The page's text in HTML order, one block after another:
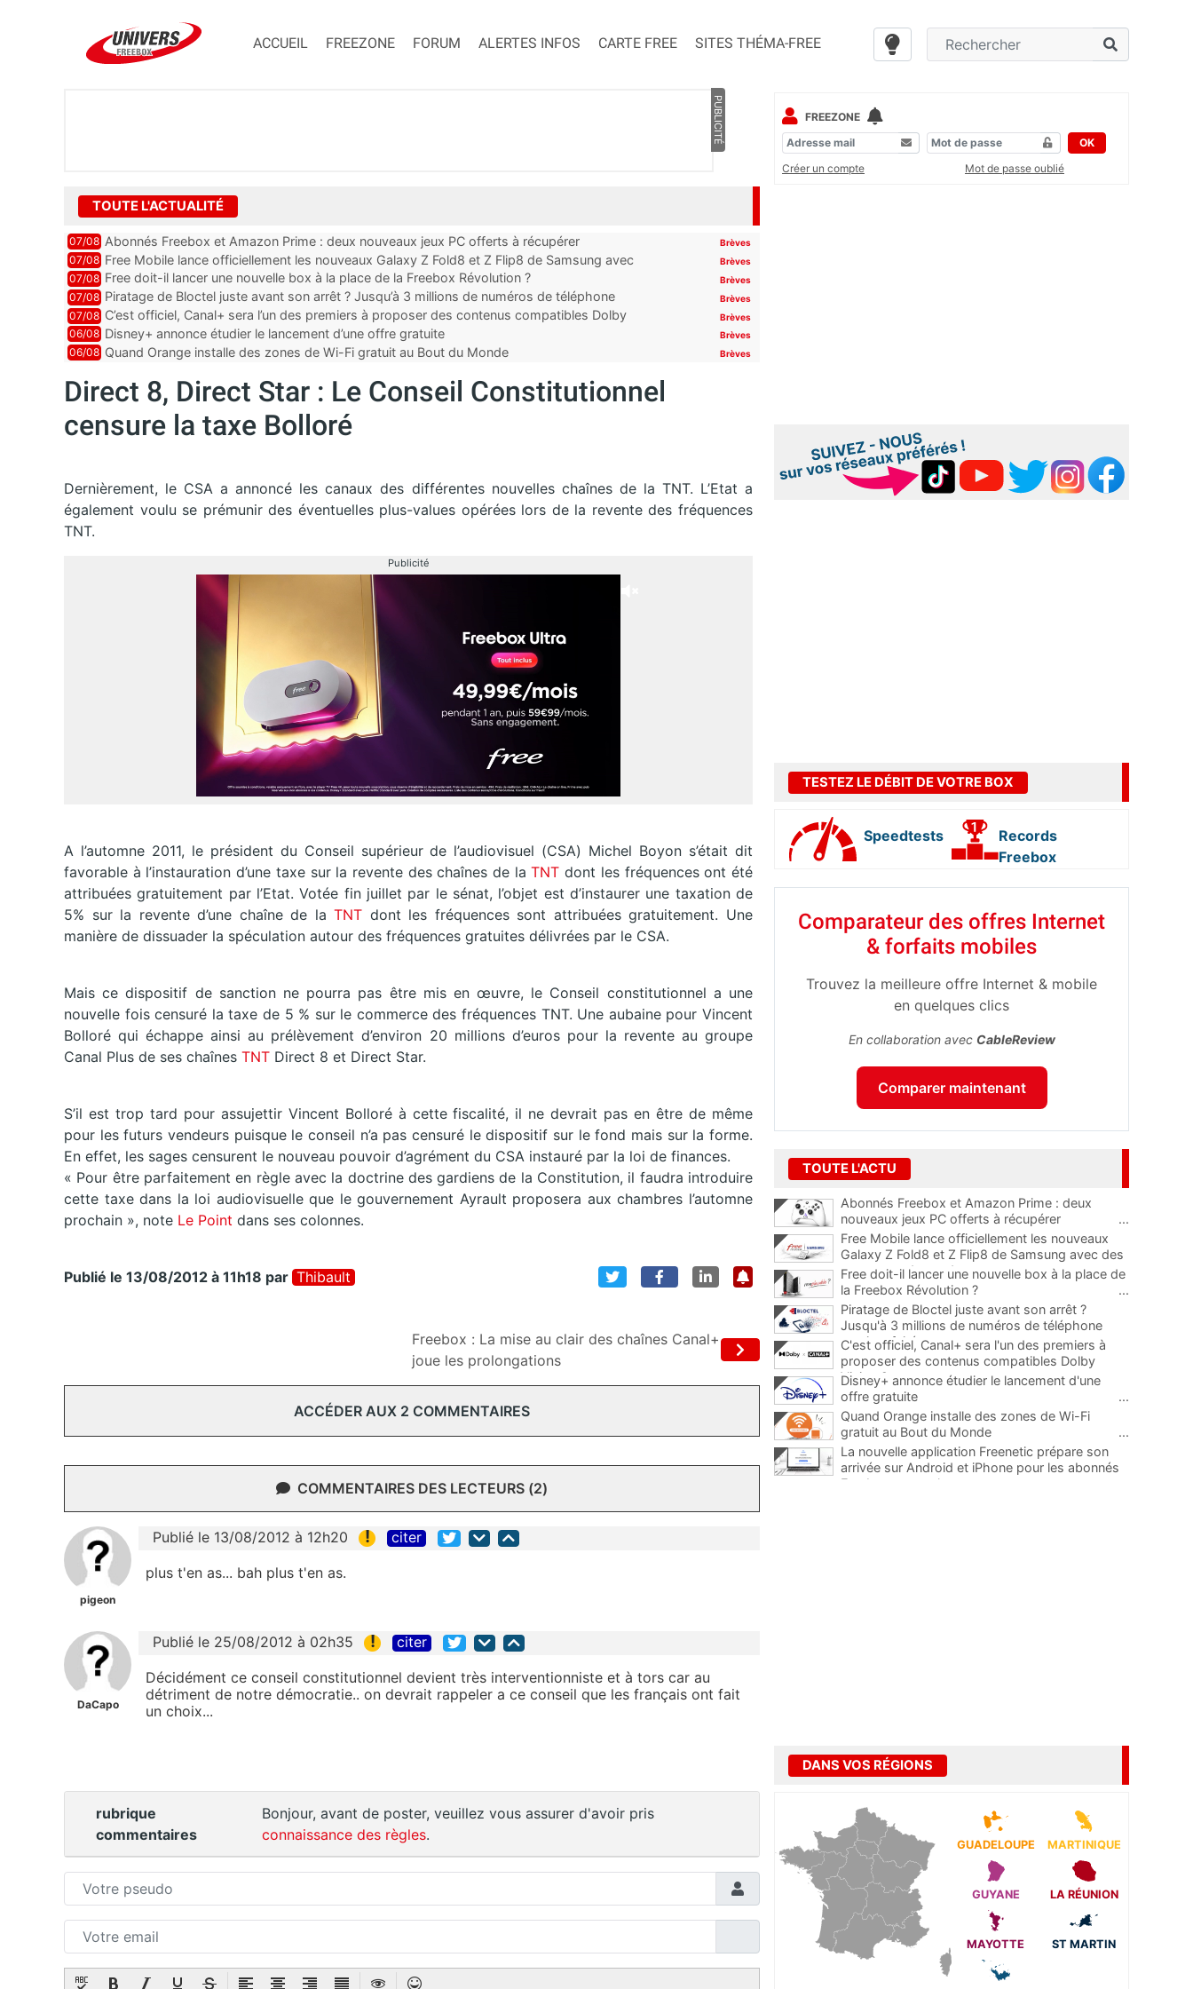
ACCUEIL FREEZONE FORUM ALERTES INFOS CARTE FREE SITES THÉMA-FREE
PUBLICITÉ
TOUTE L'ACTUALITÉ
07/08 Abonnés Freebox et Amazon Prime : deux nouveaux jeux PC offerts à récupérer Brèves
07/08 Free Mobile lance officiellement les nouveaux Galaxy Z Fold8 et Z Flip8 de Samsung avec
des promos et des cadeaux
Brèves
07/08 Free doit-il lancer une nouvelle box à la place de la Freebox Révolution ? Brèves
07/08 Piratage de Bloctel juste avant son arrêt ? Jusqu’à 3 millions de numéros de téléphone
auraient fuité
Brèves
07/08 C’est officiel, Canal+ sera l’un des premiers à proposer des contenus compatibles Dolby
Vision 2
Brèves
06/08 Disney+ annonce étudier le lancement d’une offre gratuite Brèves
06/08 Quand Orange installe des zones de Wi-Fi gratuit au Bout du Monde Brèves
Direct 8, Direct Star : Le Conseil Constitutionnel
censure la taxe Bolloré
Dernièrement, le CSA a annoncé les canaux des différentes nouvelles chaînes de la TNT. L’Etat a
également voulu se prémunir des éventuelles plus-values opérées lors de la revente des fréquences
TNT.
Publicité
A l’automne 2011, le président du Conseil supérieur de l’audiovisuel (CSA) Michel Boyon s’était dit
favorable à l’instauration d’une taxe sur la revente des chaînes de la TNTdont les fréquences ont été
attribuées gratuitement par l’Etat. Votée fin juillet par le sénat, l’objet est d’instaurer une taxation de
5% sur la revente d’une chaîne de la TNT dont les fréquences sont attribuées gratuitement. Une
manière de dissuader la spéculation autour des fréquences gratuites délivrées par le CSA.
Mais ce dispositif de sanction ne pourra pas être mis en œuvre, le Conseil constitutionnel a une
nouvelle fois censuré la taxe de 5 % sur le commerce des fréquences TNT. Une aubaine pour Vincent
Bolloré qui échappe ainsi au prélèvement d’environ 20 millions d’euros pour la revente au groupe
Canal Plus de ses chaînes TNT Direct 8 et Direct Star.
S’il est trop tard pour assujettir Vincent Bolloré à cette fiscalité, il ne devrait pas en être de même
pour les futurs vendeurs puisque le conseil n’a pas censuré le dispositif sur le fond mais sur la forme.
En effet, les sages censurent le nouveau pouvoir d’agrément du CSA instauré par la loi de finances.
« Pour être parfaitement en règle avec la doctrine des gardiens de la Constitution, il faudra introduire
cette taxe dans la loi audiovisuelle que le gouvernement Ayrault proposera aux chambres l’automne
prochain », note Le Point dans ses colonnes.
Publié le 13/08/2012 à 11h18 par Thibault
Freebox : La mise au clair des chaînes Canal+
joue les prolongations
ACCÉDER AUX 2 COMMENTAIRES
COMMENTAIRES DES LECTEURS (2)
pigeon
Publié le 13/08/2012 à 12h20 ! citer
plus t'en as... bah plus t'en as.
DaCapo
Publié le 25/08/2012 à 02h35 ! citer
Décidément ce conseil constitutionnel devient très interventionniste et à tors car au
détriment de notre démocratie.. on devrait rappeler a ce conseil que les français ont fait
un choix...
rubrique
commentaires
Bonjour, avant de poster, veuillez vous assurer d'avoir pris
connaissance des règles.
FREEZONE
OK
Créer un compte
Mot de passe oublié
TESTEZ LE DÉBIT DE VOTRE BOX
Speedtests
Records
Freebox
Comparateur des offres Internet
& forfaits mobiles
Trouvez la meilleure offre Internet & mobile
en quelques clics
En collaboration avec CableReview
Comparer maintenant
TOUTE L'ACTU
Abonnés Freebox et Amazon Prime : deux
nouveaux jeux PC offerts à récupérer
...
Free Mobile lance officiellement les nouveaux
Galaxy Z Fold8 et Z Flip8 de Samsung avec des
promos et des cadeaux
...
Free doit-il lancer une nouvelle box à la place de
la Freebox Révolution ?
...
Piratage de Bloctel juste avant son arrêt ?
Jusqu'à 3 millions de numéros de téléphone
auraient fuité
C'est officiel, Canal+ sera l'un des premiers à
proposer des contenus compatibles Dolby
Vision 2
Disney+ annonce étudier le lancement d'une
offre gratuite
...
Quand Orange installe des zones de Wi-Fi
gratuit au Bout du Monde
...
La nouvelle application Freenetic prépare son
arrivée sur Android et iPhone pour les abonnés
Freebox, testez la
DANS VOS RÉGIONS
GUADELOUPE MARTINIQUE
GUYANE LA RÉUNION
MAYOTTE ST MARTIN